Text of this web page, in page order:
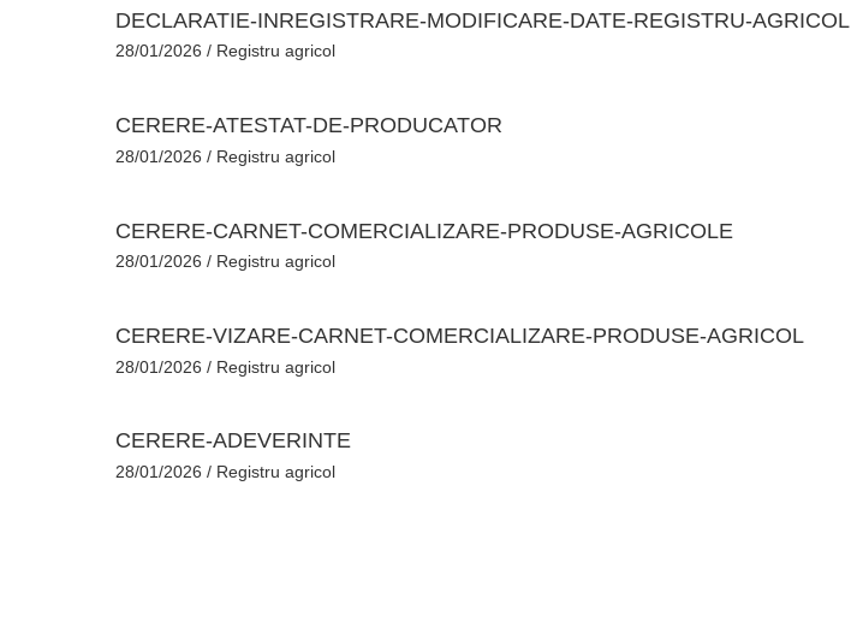
DECLARATIE-INREGISTRARE-MODIFICARE-DATE-REGISTRU-AGRICOL
28/01/2026 / Registru agricol
CERERE-ATESTAT-DE-PRODUCATOR
28/01/2026 / Registru agricol
CERERE-CARNET-COMERCIALIZARE-PRODUSE-AGRICOLE
28/01/2026 / Registru agricol
CERERE-VIZARE-CARNET-COMERCIALIZARE-PRODUSE-AGRICOL
28/01/2026 / Registru agricol
CERERE-ADEVERINTE
28/01/2026 / Registru agricol